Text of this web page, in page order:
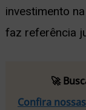
investimento
faz referência
🚀
Confira